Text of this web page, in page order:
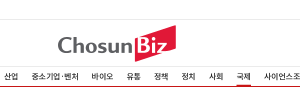
산업 중소기업·벤처 바이오 유통 정책 정치 사회 국제 사이언스